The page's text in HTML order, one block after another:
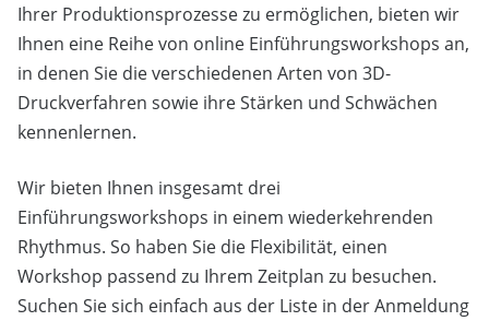
Ihrer Produktionsprozesse zu ermöglichen, bieten wir
Ihnen eine Reihe von online Einführungsworkshops an,
in denen Sie die verschiedenen Arten von 3D-
Druckverfahren sowie ihre Stärken und Schwächen
kennenlernen.
Wir bieten Ihnen insgesamt drei
Einführungsworkshops in einem wiederkehrenden
Rhythmus. So haben Sie die Flexibilität, einen
Workshop passend zu Ihrem Zeitplan zu besuchen.
Suchen Sie sich einfach aus der Liste in der Anmeldung